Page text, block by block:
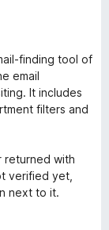
finding tool of
email
It includes
filters and
returned with
verified yet,
next to it.